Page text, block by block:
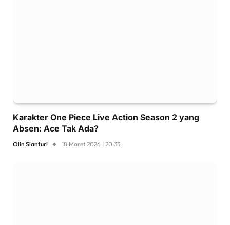
Karakter One Piece Live Action Season 2 yang
Absen: Ace Tak Ada?
Olin Sianturi 18 Maret 2026 | 20:33